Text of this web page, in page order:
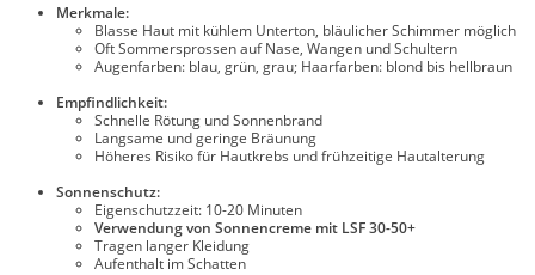
Merkmale:
Blasse Haut mit kühlem Unterton, bläulicher Schimmer möglich
Oft Sommersprossen auf Nase, Wangen und Schultern
Augenfarben: blau, grün, grau; Haarfarben: blond bis hellbraun
Empfindlichkeit:
Schnelle Rötung und Sonnenbrand
Langsame und geringe Bräunung
Höheres Risiko für Hautkrebs und frühzeitige Hautalterung
Sonnenschutz:
Eigenschutzzeit: 10-20 Minuten
Verwendung von Sonnencreme mit LSF 30-50+
Tragen langer Kleidung
Aufenthalt im Schatten